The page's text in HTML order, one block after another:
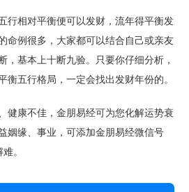
相对平衡便可以发财，流年得平衡发
命例很多，大家都可以结合自己或亲友
，基本上十断九验。只要你仔细分析，
衡五行格局，一定会找出发财年份的。
康不佳，金朋易经可为您化解运势衰
姻缘、事业，可添加金朋易经微信号
。